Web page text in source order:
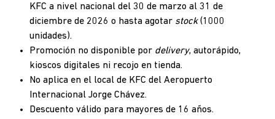
KFC a nivel nacional del 30 de marzo al 31 de
diciembre de 2026 o hasta agotar stock(1000
unidades).
Promoción no disponible por delivery, autorápido,
kioscos digitales ni recojo en tienda.
No aplica en el local de KFC del Aeropuerto
Internacional Jorge Chávez.
Descuento válido para mayores de 16 años.